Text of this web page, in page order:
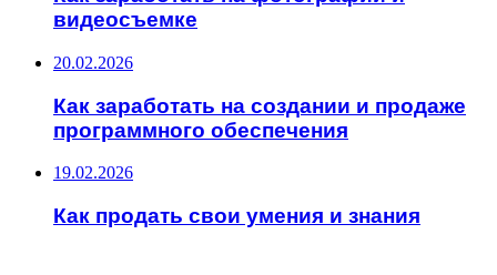
видеосъемке
20.02.2026
Как заработать на создании и продаже
программного обеспечения
19.02.2026
Как продать свои умения и знания